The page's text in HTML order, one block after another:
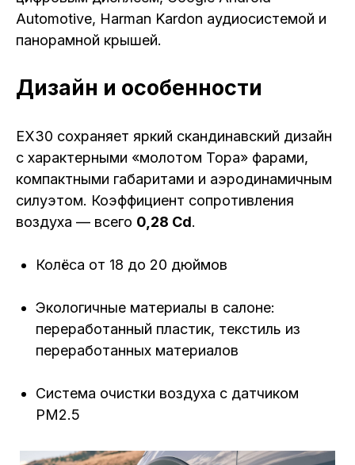
Automotive, Harman Kardon аудиосистемой и
панорамной крышей.
Дизайн и особенности
EX30 сохраняет яркий скандинавский дизайн
с характерными «молотом Тора» фарами,
компактными габаритами и аэродинамичным
силуэтом. Коэффициент сопротивления
воздуха — всего 0,28 Cd.
Колёса от 18 до 20 дюймов
Экологичные материалы в салоне:
переработанный пластик, текстиль из
переработанных материалов
Система очистки воздуха с датчиком
PM2.5